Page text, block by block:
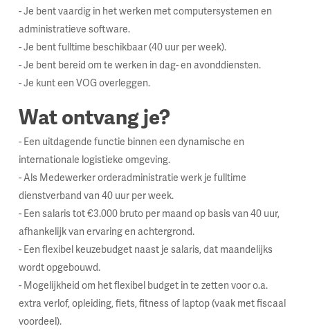
- Je bent vaardig in het werken met computersystemen en
administratieve software.
- Je bent fulltime beschikbaar (40 uur per week).
- Je bent bereid om te werken in dag- en avonddiensten.
- Je kunt een VOG overleggen.
Wat ontvang je?
- Een uitdagende functie binnen een dynamische en
internationale logistieke omgeving.
- Als Medewerker orderadministratie werk je fulltime
dienstverband van 40 uur per week.
- Een salaris tot €3.000 bruto per maand op basis van 40 uur,
afhankelijk van ervaring en achtergrond.
- Een flexibel keuzebudget naast je salaris, dat maandelijks
wordt opgebouwd.
- Mogelijkheid om het flexibel budget in te zetten voor o.a.
extra verlof, opleiding, fiets, fitness of laptop (vaak met fiscaal
voordeel).